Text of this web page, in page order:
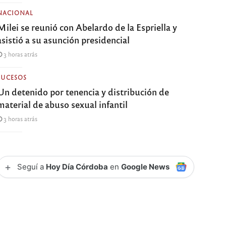
se reunió con Abelardo de la Espriella y
a su asunción presidencial
3 horas atrás
detenido por tenencia y distribución de
de abuso sexual infantil
3 horas atrás
+ Seguí a Hoy Día Córdoba enGoogle News